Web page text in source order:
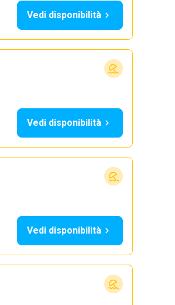
Vedi disponibilità
Vedi disponibilità
Vedi disponibilità